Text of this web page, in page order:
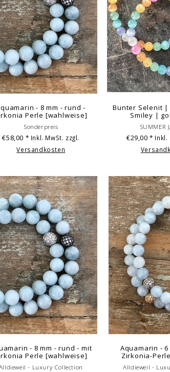
- 8 mm - rund -
Perle [wahlweise]
Sonderpreis
€58,00 * Inkl. MwSt. zzgl.
Versandkosten
Bunter Selenit |
Smiley |
SUMMER
€29,00* Inkl.
- 8 mm - rund - mit
Perle [wahlweise]
- Luxury Collection
Aquamarin -
Zirkonia-
Alldieweil -